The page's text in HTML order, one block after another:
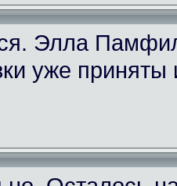
Элла
уже